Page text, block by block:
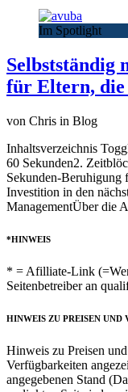
Im Spotlight
für Eltern, die
von Chris in Blog
Inhaltsverzeichnis
60 Sekunden2.
Sekunden-Beruhigung
Investition in den
ManagementÜber die
*HINWEIS
* = Afilliate-Link
Seitenbetreiber an
HINWEIS ZU PREISEN UND
Hinweis zu Preisen
Verfügbarkeiten
angegebenen Stand